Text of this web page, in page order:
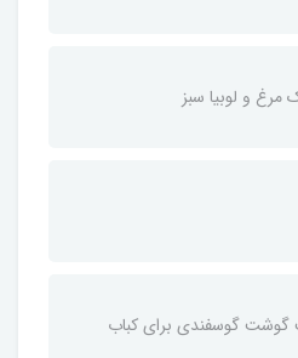
مرغ و لوبیا سبز
گوسفندی برای کباب